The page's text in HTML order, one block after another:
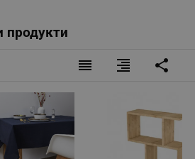
продукти
reorder format_align_right share